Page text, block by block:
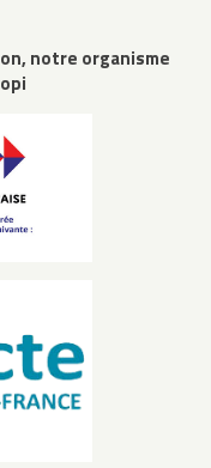
notre organisme